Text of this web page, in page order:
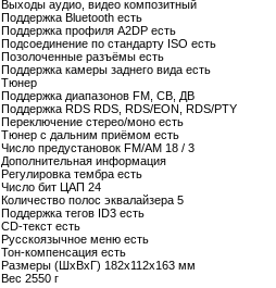
Выходы аудио, видео композитный
Поддержка Bluetooth есть
Поддержка профиля A2DP есть
Подсоединение по стандарту ISO есть
Позолоченные разъёмы есть
Поддержка камеры заднего вида есть
Тюнер
Поддержка диапазонов FM, СВ, ДВ
Поддержка RDS RDS, RDS/EON, RDS/PTY
Переключение стерео/моно есть
Тюнер с дальним приёмом есть
Число предустановок FM/AM 18 / 3
Дополнительная информация
Регулировка тембра есть
Число бит ЦАП 24
Количество полос эквалайзера 5
Поддержка тегов ID3 есть
CD-текст есть
Русскоязычное меню есть
Тон-компенсация есть
Размеры (ШхВхГ) 182x112x163 мм
Вес 2550 г